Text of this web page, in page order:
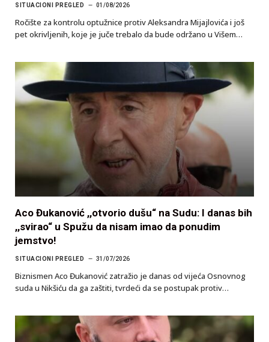
SITUACIONI PREGLED 01/08/2026
Ročište za kontrolu optužnice protiv Aleksandra Mijajlovića i još
pet okrivljenih, koje je juče trebalo da bude održano u Višem…
Aco Đukanović ,,otvorio dušu“ na Sudu: I danas bih
,,svirao“ u Spužu da nisam imao da ponudim
jemstvo!
SITUACIONI PREGLED 31/07/2026
Biznismen Aco Đukanović zatražio je danas od vijeća Osnovnog
suda u Nikšiću da ga zaštiti, tvrdeći da se postupak protiv…